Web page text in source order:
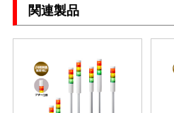
関連製品